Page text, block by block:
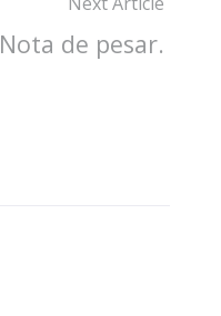
Nota de pesar.